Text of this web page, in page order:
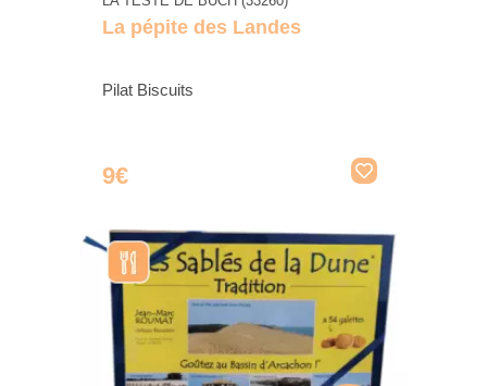
La pépite des Landes
Pilat Biscuits
9€